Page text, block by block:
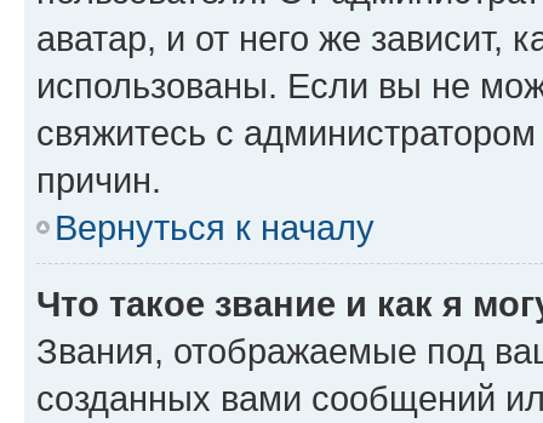
аватар, и от него же зависит,
использованы. Если вы не
свяжитесь с
причин.
Вернуться к началу
Что такое звание и как я
Звания, отображаемые под
созданных вами сообщений